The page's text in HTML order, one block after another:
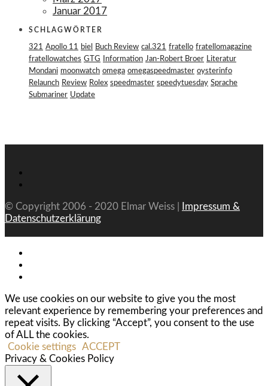
Januar 2017
SCHLAGWÖRTER
321 Apollo 11 biel Buch Review cal.321 fratello fratellomagazine
fratellowatches GTG Information Jan-Robert Broer Literatur
Mondani moonwatch omega omegaspeedmaster oysterinfo
Relaunch Review Rolex speedmaster speedytuesday Sprache
Submariner Update
© Copyright 2006 - 2020 Elmar Weiss |
Impressum &
Datenschutzerklärung
We use cookies on our website to give you the most
relevant experience by remembering your preferences and
repeat visits. By clicking “Accept”, you consent to the use
of ALL the cookies.
Cookie settings ACCEPT
Privacy & Cookies Policy